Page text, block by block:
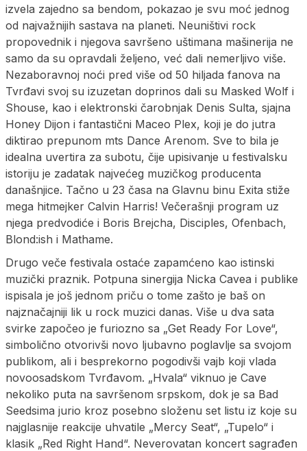
izvela zajedno sa bendom, pokazao je svu moć jednog
od najvažnijih sastava na planeti. Neuništivi rock
propovednik i njegova savršeno uštimana mašinerija ne
samo da su opravdali željeno, već dali nemerljivo više.
Nezaboravnoj noći pred više od 50 hiljada fanova na
Tvrđavi svoj su izuzetan doprinos dali su Masked Wolf i
Shouse, kao i elektronski čarobnjak Denis Sulta, sjajna
Honey Dijon i fantastični Maceo Plex, koji je do jutra
diktirao prepunom mts Dance Arenom. Sve to bila je
idealna uvertira za subotu, čije upisivanje u festivalsku
istoriju je zadatak najvećeg muzičkog producenta
današnjice. Tačno u 23 časa na Glavnu binu Exita stiže
mega hitmejker Calvin Harris! Večerašnji program uz
njega predvodiće i Boris Brejcha, Disciples, Ofenbach,
Blond:ish i Mathame.
Drugo veče festivala ostaće zapamćeno kao istinski
muzički praznik. Potpuna sinergija Nicka Cavea i publike
ispisala je još jednom priču o tome zašto je baš on
najznačajniji lik u rock muzici danas. Više u dva sata
svirke započeo je furiozno sa „Get Ready For Love“,
simbolično otvorivši novo ljubavno poglavlje sa svojom
publikom, ali i besprekorno pogodivši vajb koji vlada
novoosadskom Tvrđavom. „Hvala“ viknuo je Cave
nekoliko puta na savršenom srpskom, dok je sa Bad
Seedsima jurio kroz posebno složenu set listu iz koje su
najglasnije reakcije uhvatile „Mercy Seat“, „Tupelo“ i
klasik „Red Right Hand“. Neverovatan koncert sagrađen